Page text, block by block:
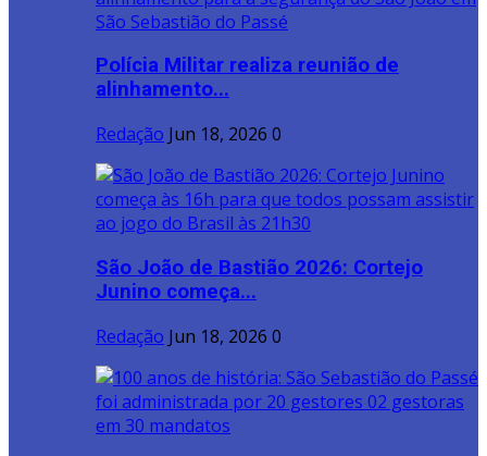
Polícia Militar realiza reunião de
alinhamento...
Redação Jun 18, 2026 0
São João de Bastião 2026: Cortejo
Junino começa...
Redação Jun 18, 2026 0